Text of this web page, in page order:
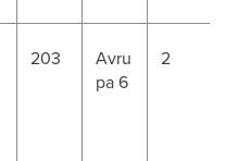
203
Avru
pa 6
2